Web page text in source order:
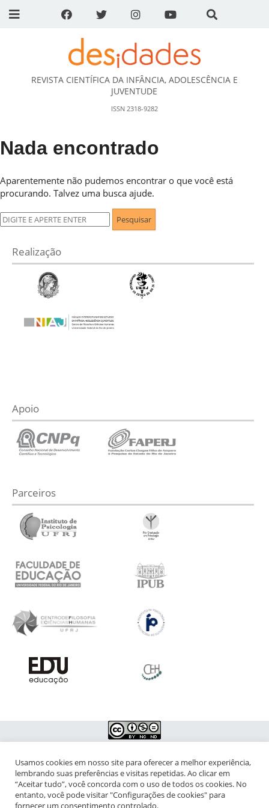
DESidades
REVISTA CIENTÍFICA DA INFÂNCIA, ADOLESCÊNCIA E
JUVENTUDE
ISSN 2318-9282
Nada encontrado
Aparentemente não pudemos encontrar o que você está
procurando. Talvez uma busca ajude.
Pesquisar
por:
Realização
Apoio
Parceiros
NIPIAC – Núcleo Interdisciplinar de Pesquisa para a Infância e
Adolescência Contemporâneas
Universidade Federal do Rio de Janeiro - Campus da Praia Vermelha
Usamos cookies em nosso site para oferecer a melhor experiência,
lembrando suas preferências e visitas repetidas. Ao clicar em
“Aceitar tudo”, você concorda com o uso de todos os cookies. No
entanto, você pode visitar "Configurações de cookies" para
fornecer um consentimento controlado.